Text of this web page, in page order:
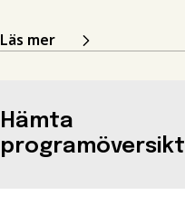
Läs mer
Hämta
programöversikt